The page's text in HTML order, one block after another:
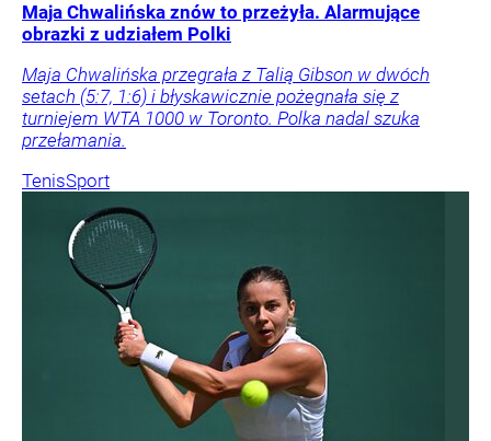
Maja Chwalińska znów to przeżyła. Alarmujące
obrazki z udziałem Polki
Maja Chwalińska przegrała z Talią Gibson w dwóch
setach (5:7, 1:6) i błyskawicznie pożegnała się z
turniejem WTA 1000 w Toronto. Polka nadal szuka
przełamania.
TenisSport